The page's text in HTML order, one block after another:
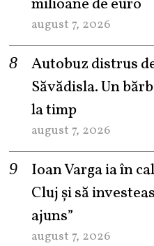
august 7, 2026
Autobuz distrus
Săvădisla. Un
la timp
august 7, 2026
Ioan Varga ia în
Cluj și să
ajuns”
august 7, 2026